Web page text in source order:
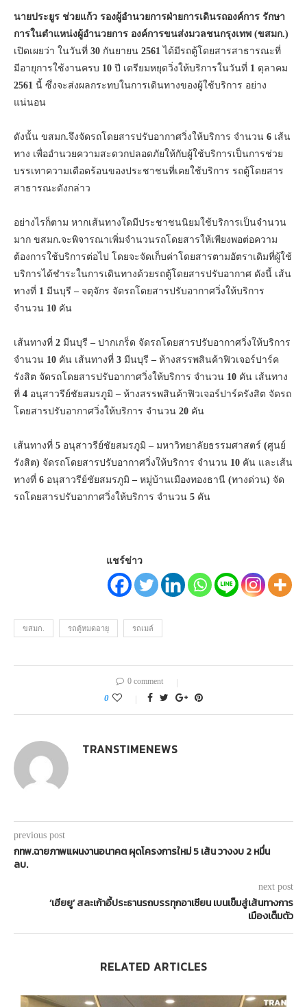
นายประยูร ช่วยแก้ว รองผู้อำนวยการฝ่ายการเดินรถองค์การ รักษา
การในตำแหน่งผู้อำนวยการ องค์การขนส่งมวลชนกรุงเทพ (ขสมก.)
เปิดเผยว่า ในวันที่ 30 กันยายน 2561 ได้มีรถตู้โดยสารสาธารณะที่
มีอายุการใช้งานครบ 10 ปี เตรียมหยุดวิ่งให้บริการในวันที่ 1 ตุลาคม
2561 นี้ ซึ่งจะส่งผลกระทบในการเดินทางของผู้ใช้บริการ อย่าง
แน่นอน
ดังนั้น ขสมก.จึงจัดรถโดยสารปรับอากาศวิ่งให้บริการ จำนวน 6 เส้น
ทาง เพื่ออำนวยความสะดวกปลอดภัยให้กับผู้ใช้บริการเป็นการช่วย
บรรเทาความเดือดร้อนของประชาชนที่เคยใช้บริการ รถตู้โดยสาร
สาธารณะดังกล่าว
อย่างไรก็ตาม หากเส้นทางใดมีประชาชนนิยมใช้บริการเป็นจำนวน
มาก ขสมก.จะพิจารณาเพิ่มจำนวนรถโดยสารให้เพียงพอต่อความ
ต้องการใช้บริการต่อไป โดยจะจัดเก็บค่าโดยสารตามอัตราเดิมที่ผู้ใช้
บริการได้ชำระในการเดินทางด้วยรถตู้โดยสารปรับอากาศ ดังนี้ เส้น
ทางที่ 1 มีนบุรี – จตุจักร จัดรถโดยสารปรับอากาศวิ่งให้บริการ
จำนวน 10 คัน
เส้นทางที่ 2 มีนบุรี – ปากเกร็ด จัดรถโดยสารปรับอากาศวิ่งให้บริการ
จำนวน 10 คัน เส้นทางที่ 3 มีนบุรี – ห้างสรรพสินค้าฟิวเจอร์ปาร์ค
รังสิต จัดรถโดยสารปรับอากาศวิ่งให้บริการ จำนวน 10 คัน เส้นทาง
ที่ 4 อนุสาวรีย์ชัยสมรภูมิ – ห้างสรรพสินค้าฟิวเจอร์ปาร์ครังสิต จัดรถ
โดยสารปรับอากาศวิ่งให้บริการ จำนวน 20 คัน
เส้นทางที่ 5 อนุสาวรีย์ชัยสมรภูมิ – มหาวิทยาลัยธรรมศาสตร์ (ศูนย์
รังสิต) จัดรถโดยสารปรับอากาศวิ่งให้บริการ จำนวน 10 คัน และเส้น
ทางที่ 6 อนุสาวรีย์ชัยสมรภูมิ – หมู่บ้านเมืองทองธานี (ทางด่วน) จัด
รถโดยสารปรับอากาศวิ่งให้บริการ จำนวน 5 คัน
แชร์ข่าว
ขสมก. รถตู้หมดอายุ รถเมล์
0 comment
0
TRANSTIMENEWS
previous post
กทพ.ฉายภาพแผนงานอนาคต ผุดโครงการใหม่ 5 เส้น วางงบ 2 หมื่น
ลบ.
next post
‘เฮียยู’ สละเก้าอี้ประธานรถบรรทุกอาเซียน เบนเข็มสู่เส้นทางการ
เมืองเต็มตัว
RELATED ARTICLES